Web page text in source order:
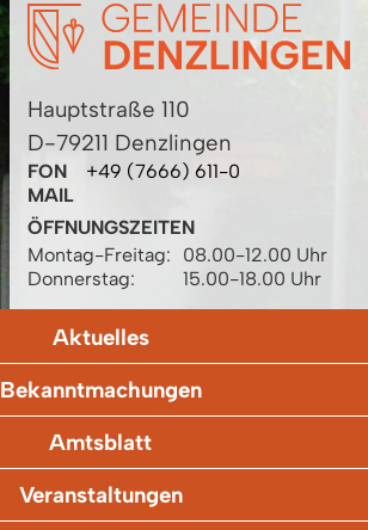
Hauptstraße 110
D-79211 Denzlingen
FON
+49 (7666) 611-0
MAIL
ÖFFNUNGSZEITEN
Montag-Freitag:
08.00-12.00 Uhr
Donnerstag:
15.00-18.00 Uhr
Aktuelles
Bekanntmachungen
Amtsblatt
Veranstaltungen